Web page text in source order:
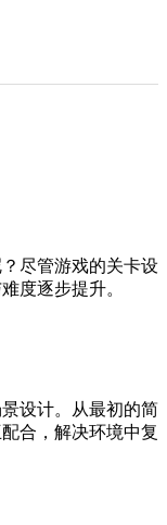
尽管游戏的关卡设
度逐步提升。
设计。从最初的简
合，解决环境中复